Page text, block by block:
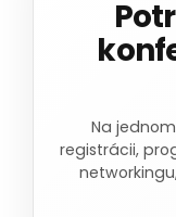
Na
registrácii,